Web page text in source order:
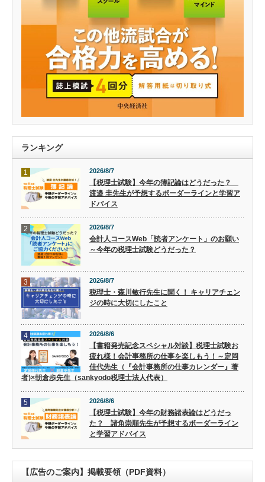
ランキング
1 2026/8/7
【税理士試験】今年の簿記論はどうだった？
渡邉 圭先生が予想するボーダーラインと学習ア
ドバイス
2 2026/8/7
会計人コースWeb「読者アンケート」のお願い
～今年の税理士試験どうだった？
3 2026/8/7
税理士・森川敏行先生に聞く！ キャリアチェン
ジの時に大切にしたこと
4 2026/8/6
【書籍発売記念スペシャル対談】税理士試験お
疲れ様！会計事務所の仕事を楽しもう！～定岡
佳代先生（『会計事務所の仕事カレンダー』著
者)×朝倉歩先生（sankyodo税理士法人代表）
5 2026/8/6
【税理士試験】今年の財務諸表論はどうだっ
た？ 諸角崇順先生が予想するボーダーライン
と学習アドバイス
【広告のご案内】掲載要領（PDF資料）